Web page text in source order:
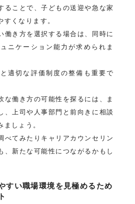
ることで、子どもの送迎や急な家
すくなります。
働き方を選択する場合は、同時に
ニケーション能力が求められま
適切な評価制度の整備も重要で
な働き方の可能性を探るには、ま
、上司や人事部門と前向きに相談
しょう。
べてみたりキャリアカウンセリン
、新たな可能性につながるかもし
すい職場環境を見極めるため